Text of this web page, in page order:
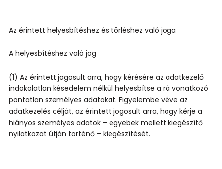
Az érintett helyesbítéshez és törléshez való joga
A helyesbítéshez való jog
(1) Az érintett jogosult arra, hogy kérésére az adatkezelő
indokolatlan késedelem nélkül helyesbítse a rá vonatkozó
pontatlan személyes adatokat. Figyelembe véve az
adatkezelés célját, az érintett jogosult arra, hogy kérje a
hiányos személyes adatok – egyebek mellett kiegészítő
nyilatkozat útján történő – kiegészítését.